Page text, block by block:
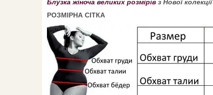
Блузка жіноча великих розмірів з Нової
РОЗМІРНА СІТКА